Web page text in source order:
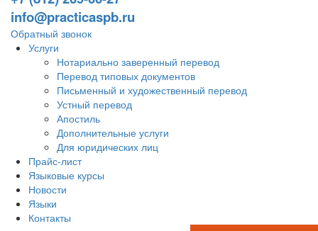
info@practicaspb.ru
Обратный звонок
Услуги
Нотариально заверенный перевод
Перевод типовых документов
Письменный и художественный перевод
Устный перевод
Апостиль
Дополнительные услуги
Для юридических лиц
Прайс-лист
Языковые курсы
Новости
Языки
Контакты